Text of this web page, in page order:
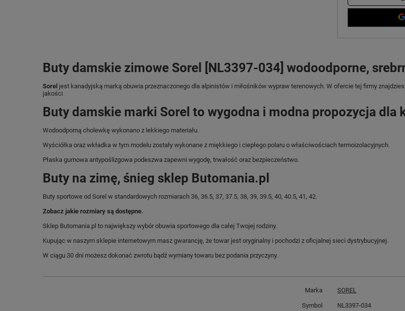
Buty damskie zimowe Sorel [NL3397-034] wodoodporne,
Sorel jest kanadyjską marką obuwia przeznaczonego dla alpinistów i miłośników wypraw terenowych. W ofercie tej firmy
jakości
Buty damskie marki Sorel to wygodna i modna propozycja dla
Wodoodporną cholewkę wykonano z lekkiego materiału.
Wyściółka oraz wkładka w tym modelu zostały wykonane z miękkiego i ciepłego polaru o właściwościach termoizolacyjnych.
Płaska gumowa antypoślizgowa podeszwa zapewni wygodę, trwałość oraz bezpieczeństwo.
Buty na zimę, śnieg sklep Butomania.pl
Buty sportowe od Sorel w standardowych rozmiarach 36, 36.5, 37, 37.5, 38, 39, 39.5, 40, 40.5, 41, 42.
Zobacz jakie rozmiary są dostępne.
Sklep Butomania.pl to największy wybór obuwia sportowego dla całej Twojej rodziny.
Kupując w naszym sklepie internetowym masz gwarancję, że towar jest oryginalny i pochodzi z oficjalnej sieci dystrybucyjnej.
W ciągu 30 dni możesz dokonać zwrotu bądź wymiany towaru bez podania przyczyny.
Marka SOREL
Symbol NL3397-034